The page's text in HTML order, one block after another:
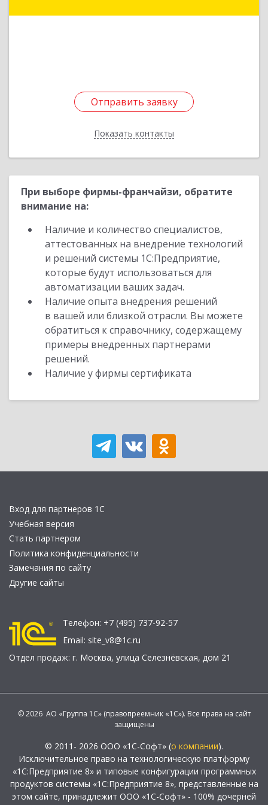
Отправить заявку
Показать контакты
Отправить заявку
Назад
При выборе фирмы-франчайзи, обратите
внимание на:
Наличие и количество специалистов,
аттестованных на внедрение технологий
и решений системы 1С:Предприятие,
которые будут использоваться для
автоматизации ваших задач.
Наличие опыта внедрения решений
в вашей или близкой отрасли. Вы можете
обратиться к справочнику, содержащему
примеры внедренных партнерами
решений.
Наличие у фирмы сертификата
Вход для партнеров 1С
Учебная версия
Стать партнером
Политика конфиденциальности
Замечания по сайту
Другие сайты
Телефон: +7 (495) 737-92-57
Email: site_v8@1c.ru
Отдел продаж: г. Москва, улица Селезнёвская, дом 21
© 2026 АО «Группа 1С» (правопреемник «1С»). Все права на сайт
защищены
© 2011- 2026 ООО «1С-Софт» (о компании).
Исключительное право на технологическую платформу
«1С:Предприятие 8» и типовые конфигурации программных
продуктов системы «1С:Предприятие 8», представленные на
этом сайте, принадлежит ООО «1С-Софт» - 100% дочерней